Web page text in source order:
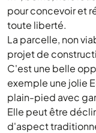
pour concevoir et
toute liberté.
La parcelle, non
projet de
C'est une belle
exemple une jolie
plain-pied avec
Elle peut être
d'aspect